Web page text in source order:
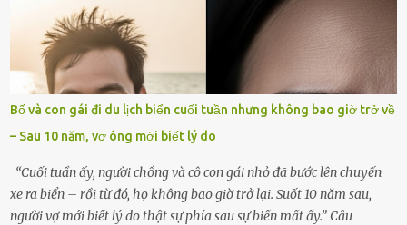
chìm đắm trong đau khổ. Họ hàng, bạn bè và những người thân
thiết đã đến bên, giúp tôi tổ chức tang lễ chu toàn. Và hôm nay là
ngày giỗ đầu tiên của vợ, 49 ngày sau khi cô ấy rời xa tôi mãi
mãi.Buổi sáng hôm đó, sau khi cúng cơm xong, tôi quyết định lên
sắp xếp lại bàn thờ vợ. Mọi thứ vẫn như mọi ngày, nhưng có điều gì
đó kỳ lạ mà tôi không thể giải thích được. Trong khoảnh khắc tôi
cúi xuống lau chùi bát hương, một luồng gió lạ thoáng qua, khiến
tôi giật mình. Và rồi, một chuyện kinh...
Bố và con gái đi du lịch biển cuối tuần nhưng không bao giờ trở về
– Sau 10 năm, vợ ông mới biết lý do
“Cuối tuần ấy, người chồng và cô con gái nhỏ đã bước lên chuyến
xe ra biển – rồi từ đó, họ không bao giờ trở lại. Suốt 10 năm sau,
người vợ mới biết lý do thật sự phía sau sự biến mất ấy.” Câu